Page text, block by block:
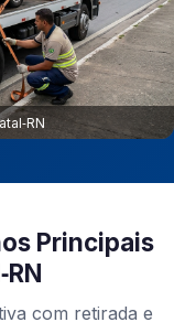
Principais
com retirada e